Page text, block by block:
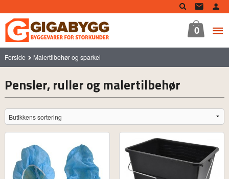
til
innholdet
0
Forside Malertilbehør og sparkel
Pensler, ruller og malertilbehør